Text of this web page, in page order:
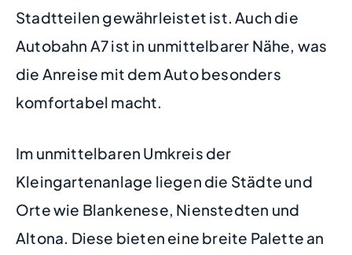
Stadtteilen gewährleistet ist. Auch die
Autobahn A7 ist in unmittelbarer Nähe, was
die Anreise mit dem Auto besonders
komfortabel macht.
Im unmittelbaren Umkreis der
Kleingartenanlage liegen die Städte und
Orte wie Blankenese, Nienstedten und
Altona. Diese bieten eine breite Palette an